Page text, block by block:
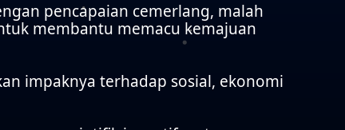
pencapaian cemerlang, malah
membantu memacu kemajuan
impaknya terhadap sosial, ekonomi